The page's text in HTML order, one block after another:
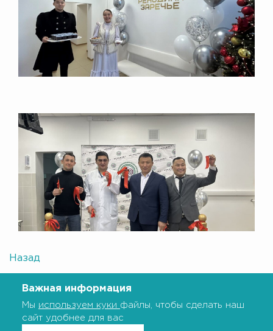
Назад
Важная информация
Мы используем куки файлы, чтобы сделать наш
сайт удобнее для вас